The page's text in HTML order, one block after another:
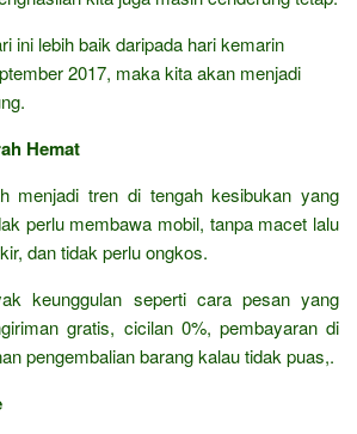
ini lebih baik daripada hari kemarin
2017, maka kita akan menjadi
Hemat
menjadi tren di tengah kesibukan yang
perlu membawa mobil, tanpa macet lalu
dan tidak perlu ongkos.
keunggulan seperti cara pesan yang
gratis, cicilan 0%, pembayaran di
pengembalian barang kalau tidak puas,.